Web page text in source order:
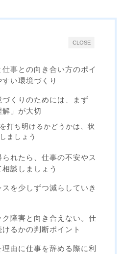
CLOSE
事との向き合い方のポイ
い環境づくり
くりのためには、まず
解」が大切
打ち明けるかどうかは、状
ましょう
られたら、仕事の不安やス
談しましょう
を少しずつ減らしていき
障害と向き合えない。仕
るかの判断ポイント
由に仕事を辞める際に利